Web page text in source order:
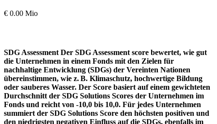
€ 0.00 Mio
SDG Assessment Der SDG Assessment score bewertet, wie gut
die Unternehmen in einem Fonds mit den Zielen für
nachhaltige Entwicklung (SDGs) der Vereinten Nationen
übereinstimmen, wie z. B. Klimaschutz, hochwertige Bildung
oder sauberes Wasser. Der Score basiert auf einem gewichteten
Durchschnitt der SDG Solutions Scores der Unternehmen im
Fonds und reicht von -10,0 bis 10,0. Für jedes Unternehmen
summiert der SDG Solutions Score den höchsten positiven und
den niedrigsten negativen Einfluss auf die SDGs, ebenfalls im